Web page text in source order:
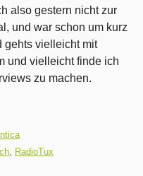
also gestern nicht zur
und war schon um kurz
gehts vielleicht mit
und vielleicht finde ich
zu machen.
RadioTux